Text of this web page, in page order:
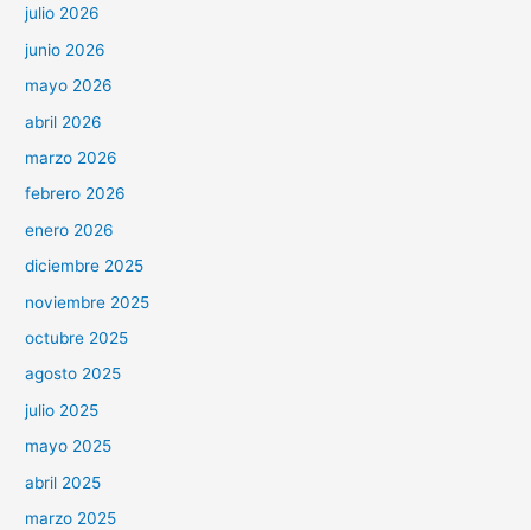
julio 2026
junio 2026
mayo 2026
abril 2026
marzo 2026
febrero 2026
enero 2026
diciembre 2025
noviembre 2025
octubre 2025
agosto 2025
julio 2025
mayo 2025
abril 2025
marzo 2025